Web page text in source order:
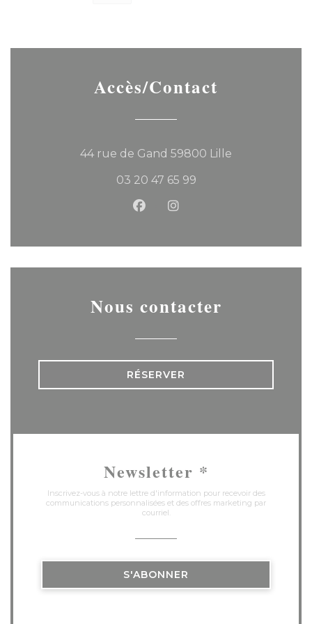
Accès/Contact
44 rue de Gand 59800 Lille
03 20 47 65 99
Facebook ((ouvre une
Instagram ((ouvre
Nous contacter
RÉSERVER
Newsletter *
Inscrivez-vous à notre lettre d'information pour recevoir des
communications personnalisées et des offres marketing par
courriel.
S'ABONNER